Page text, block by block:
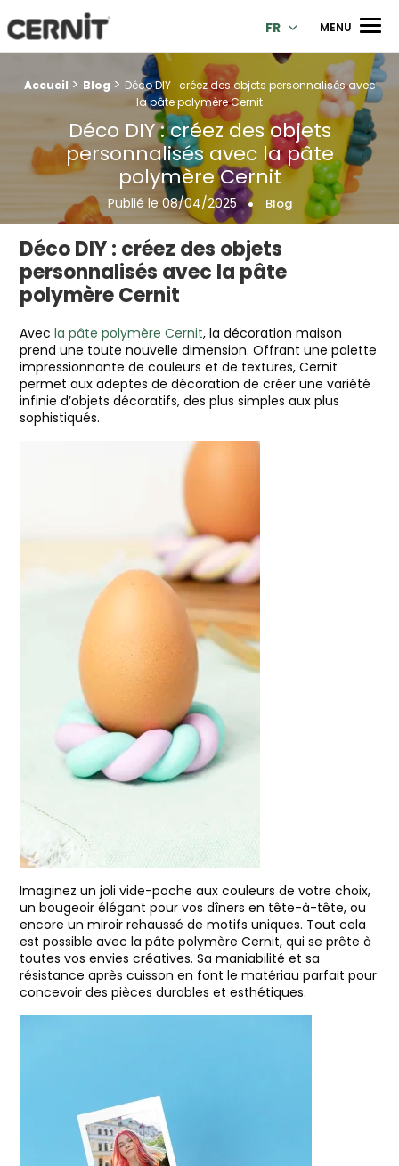
Cernit Une qualité haut de gamme pour des créations
FR MENU
Fil d'Ariane :
Accueil > Blog > Déco DIY : créez des objets personnalisés avec
la pâte polymère Cernit
Déco DIY : créez des objets
personnalisés avec la pâte
polymère Cernit
Publié le 08/04/2025 Blog
Déco DIY : créez des objets
personnalisés avec la pâte
polymère Cernit
Avec la pâte polymère Cernit, la décoration maison
prend une toute nouvelle dimension. Offrant une palette
impressionnante de couleurs et de textures, Cernit
permet aux adeptes de décoration de créer une variété
infinie d’objets décoratifs, des plus simples aux plus
sophistiqués.
Imaginez un joli vide-poche aux couleurs de votre choix,
un bougeoir élégant pour vos dîners en tête-à-tête, ou
encore un miroir rehaussé de motifs uniques. Tout cela
est possible avec la pâte polymère Cernit, qui se prête à
toutes vos envies créatives. Sa maniabilité et sa
résistance après cuisson en font le matériau parfait pour
concevoir des pièces durables et esthétiques.